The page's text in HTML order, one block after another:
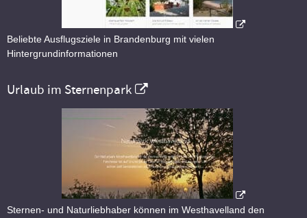
Beliebte Ausflugsziele in Brandenburg mit vielen
Hintergrundinformationen
Urlaub im Sternenpark
Sternen- und Naturliebhaber können im Westhavelland den